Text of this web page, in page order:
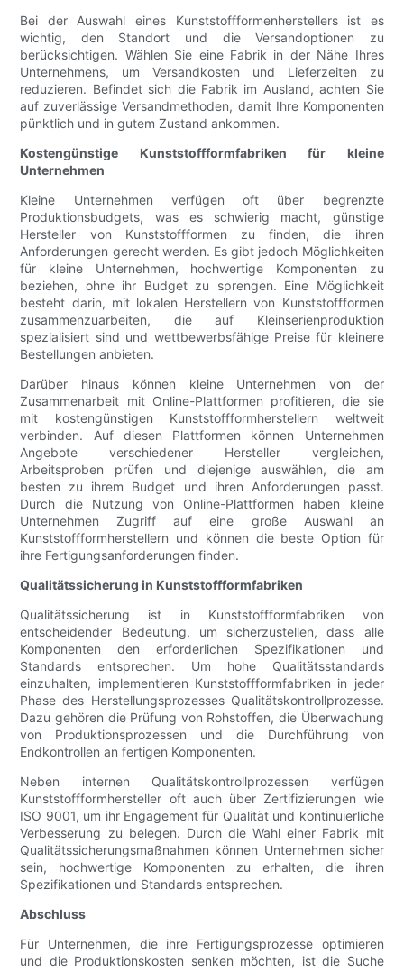
Bei der Auswahl eines Kunststoffformenherstellers ist es
wichtig, den Standort und die Versandoptionen zu
berücksichtigen. Wählen Sie eine Fabrik in der Nähe Ihres
Unternehmens, um Versandkosten und Lieferzeiten zu
reduzieren. Befindet sich die Fabrik im Ausland, achten Sie
auf zuverlässige Versandmethoden, damit Ihre Komponenten
pünktlich und in gutem Zustand ankommen.
Kostengünstige Kunststoffformfabriken für kleine
Unternehmen
Kleine Unternehmen verfügen oft über begrenzte
Produktionsbudgets, was es schwierig macht, günstige
Hersteller von Kunststoffformen zu finden, die ihren
Anforderungen gerecht werden. Es gibt jedoch Möglichkeiten
für kleine Unternehmen, hochwertige Komponenten zu
beziehen, ohne ihr Budget zu sprengen. Eine Möglichkeit
besteht darin, mit lokalen Herstellern von Kunststoffformen
zusammenzuarbeiten, die auf Kleinserienproduktion
spezialisiert sind und wettbewerbsfähige Preise für kleinere
Bestellungen anbieten.
Darüber hinaus können kleine Unternehmen von der
Zusammenarbeit mit Online-Plattformen profitieren, die sie
mit kostengünstigen Kunststoffformherstellern weltweit
verbinden. Auf diesen Plattformen können Unternehmen
Angebote verschiedener Hersteller vergleichen,
Arbeitsproben prüfen und diejenige auswählen, die am
besten zu ihrem Budget und ihren Anforderungen passt.
Durch die Nutzung von Online-Plattformen haben kleine
Unternehmen Zugriff auf eine große Auswahl an
Kunststoffformherstellern und können die beste Option für
ihre Fertigungsanforderungen finden.
Qualitätssicherung in Kunststoffformfabriken
Qualitätssicherung ist in Kunststoffformfabriken von
entscheidender Bedeutung, um sicherzustellen, dass alle
Komponenten den erforderlichen Spezifikationen und
Standards entsprechen. Um hohe Qualitätsstandards
einzuhalten, implementieren Kunststoffformfabriken in jeder
Phase des Herstellungsprozesses Qualitätskontrollprozesse.
Dazu gehören die Prüfung von Rohstoffen, die Überwachung
von Produktionsprozessen und die Durchführung von
Endkontrollen an fertigen Komponenten.
Neben internen Qualitätskontrollprozessen verfügen
Kunststoffformhersteller oft auch über Zertifizierungen wie
ISO 9001, um ihr Engagement für Qualität und kontinuierliche
Verbesserung zu belegen. Durch die Wahl einer Fabrik mit
Qualitätssicherungsmaßnahmen können Unternehmen sicher
sein, hochwertige Komponenten zu erhalten, die ihren
Spezifikationen und Standards entsprechen.
Abschluss
Für Unternehmen, die ihre Fertigungsprozesse optimieren
und die Produktionskosten senken möchten, ist die Suche